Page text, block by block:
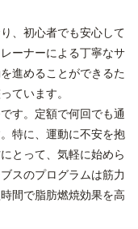
、初心者でも安心して
ーナーによる丁寧なサ
進めることができるた
ています。
す。定額で何回でも通
特に、運動に不安を抱
とって、気軽に始めら
スのプログラムは筋力
間で脂肪燃焼効果を高